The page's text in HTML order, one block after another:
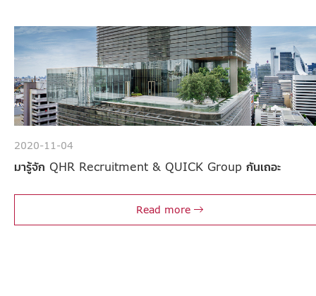
2020-11-04
มารู้จัก QHR Recruitment & QUICK Group กันเถอะ
Read more